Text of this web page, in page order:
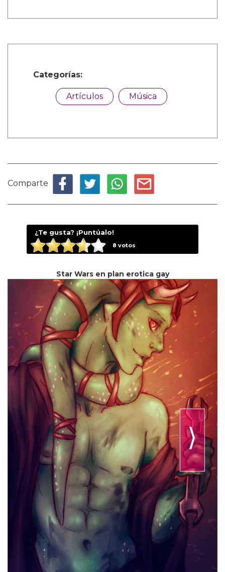
Categorías:
Artículos Música
Comparte
¿Te gusta? ¡Puntúalo!
8 votos
Star Wars en plan erotica gay
⟩